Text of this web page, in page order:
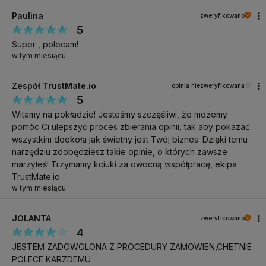
Dotykowy panel
pozwala łatwo zmienić kierunek obrotów, a
także zatrzymać pracę urządzenia (
zapewnia pełną kontrolę nad frezarką i ułatwia dostosowanie jej
działania do konkretnych usług.
włączeniu pauzy.
Precyzyjne funkcjonalności dla komfortu użytkowania
Frezarka zapewniawysoki komfort pracy dzięki cichej
pracy, nie rozpraszając osoby wykonującej zabieg ani nie
zakłócając spokoju klientom. Podczas pracy można bezpiecznie
odłożyć głowicę na
stojak, co zwiększa wygodę i bezpieczeństwo. W komplecie
stożka, który zapewnia wszechstronność zastosowań i ułatwia
przeprowadzanie różnorodnych zabiegów.
Nowoczesne, praktyczne urządzenie
Paulina zweryfikowano
5
Super , polecam!
w tym miesiącu
Zespół TrustMate.io opinia niezweryfikowana
5
Witamy na pokładzie! Jesteśmy szczęśliwi, że możemy
pomóc Ci ulepszyć proces zbierania opinii, tak aby pokazać
wszystkim dookoła jak świetny jest Twój biznes. Dzięki temu
narzędziu zdobędziesz takie opinie, o których zawsze
marzyłeś! Trzymamy kciuki za owocną współpracę, ekipa
TrustMate.io
w tym miesiącu
JOLANTA zweryfikowano
4
JESTEM ZADOWOLONA Z PROCEDURY ZAMOWIEN,CHETNIE
POLECE KARZDEMU